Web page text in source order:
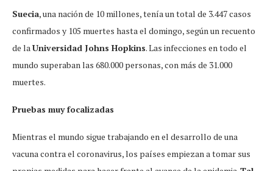
Suecia, una nación de 10 millones, tenía un total de 3.447 casos
confirmados y 105 muertes hasta el domingo, según un recuento
de la Universidad Johns Hopkins. Las infecciones en todo el
mundo superaban las 680.000 personas, con más de 31.000
muertes.
Pruebas muy focalizadas
Mientras el mundo sigue trabajando en el desarrollo de una
vacuna contra el coronavirus, los países empiezan a tomar sus